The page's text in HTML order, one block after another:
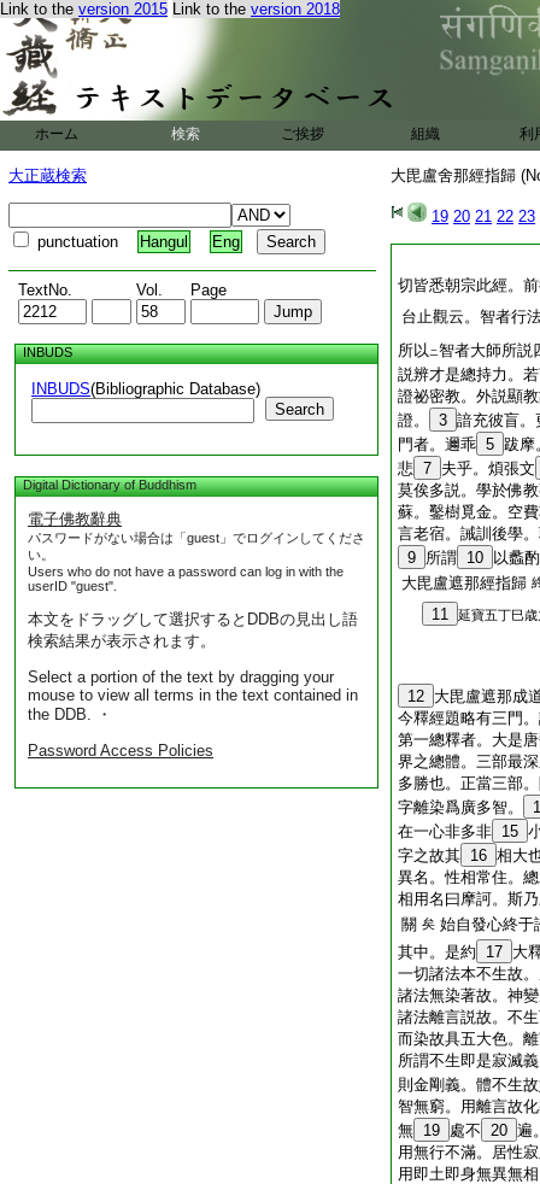
Link to the version 2015 Link to the version 2018
ホーム 検索 ご挨拶 組織 利
大正蔵検索
punctuation Hangul Eng
TextNo. Vol. Page
INBUDS
INBUDS(Bibliographic Database)
Search
Digital Dictionary of Buddhism
電子佛教辭典
パスワードがない場合は「guest」でログインしてくださ
い。
Users who do not have a password can log in with the
userID "guest".
本文をドラッグして選択するとDDBの見出し語
検索結果が表示されます。
Select a portion of the text by dragging your
mouse to view all terms in the text contained in
the DDB. ・
Password Access Policies
大毘盧舍那經指歸
19 20 21 22 23
切皆悉朝宗此經。
台止觀云。智者行
所以ニ智者大師所説
説辨才是總持力。
證祕密教。外説顯
證。
3 諳充彼盲。
門者。邇乖 5 跋摩
悲 7 夫乎。煩張文
莫俟多説。學於佛
蘇。鑿樹覓金。空
言老宿。誡訓後學
9 所謂 10
以蠡
大毘盧遮那經指歸
11 延寶五丁巳
12 大毘盧遮那成
今釋經題略有三門
第一總釋者。大是
界之總體。三部最
多勝也。正當三部
字離染爲廣多智。
在一心非多非 15
字之故其 16 相大
異名。性相常住。
相用名曰摩訶。斯
關 矣 始自發心終于
其中。是約
17 大
一切諸法本不生故
諸法無染著故。神
諸法離言説故。不
而染故具五大色。
所謂不生即是寂滅
則金剛義。體不生
智無窮。用離言故
無 19 處不 20 遍
用無行不滿。居性
用即土即身無異無